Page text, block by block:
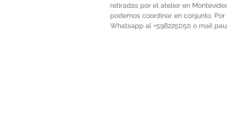
retiradas por el atelier en
podemos coordinar en conjunto.
Whatsapp al +598225050 o mail